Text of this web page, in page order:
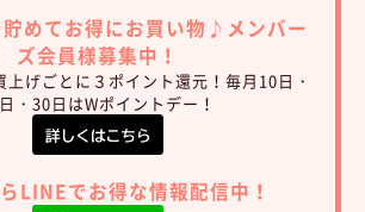
めてお得にお買い物♪ メンバー
ズ会員様募集中！
げごとに３ポイント還元！毎月10日・
・30日はWポイントデー！
LINEでお得な情報配信中！